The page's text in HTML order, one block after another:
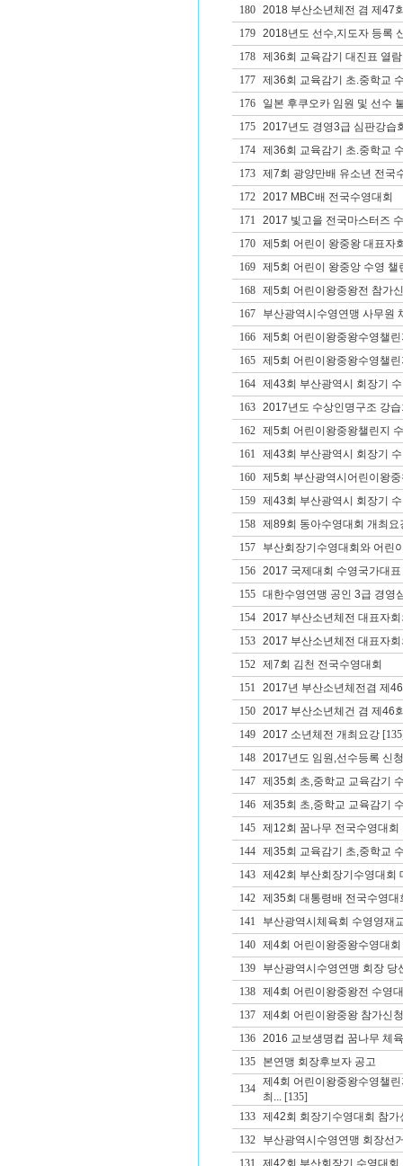
180
2018 부산소년체전 겸 제47
179
2018년도 선수,지도자 등록
178
제36회 교육감기 대진표 열람
177
제36회 교육감기 초.중학교
176
일본 후쿠오카 임원 및 선수
175
2017년도 경영3급 심판강습
174
제36회 교육감기 초.중학교
173
제7회 광양만배 유소년 전국
172
2017 MBC배 전국수영대회
171
2017 빛고을 전국마스터즈
170
제5회 어린이 왕중왕 대표자
169
제5회 어린이 왕중앙 수영 챌
168
제5회 어린이왕중왕전 참가
167
부산광역시수영연맹 사무원
166
제5회 어린이왕중왕수영챌
165
제5회 어린이왕중왕수영챌
164
제43회 부산광역시 회장기
163
2017년도 수상인명구조 강
162
제5회 어린이왕중왕챌린지
161
제43회 부산광역시 회장기
160
제5회 부산광역시어린이왕
159
제43회 부산광역시 회장기
158
제89회 동아수영대회 개최요
157
부산회장기수영대회와 어린
156
2017 국제대회 수영국가대
155
대한수영연맹 공인 3급 경영
154
2017 부산소년체전 대표자
153
2017 부산소년체전 대표자회
152
제7회 김천 전국수영대회
151
2017년 부산소년체전겸 제
150
2017 부산소년체건 겸 제46
149
2017 소년체전 개최요강
148
2017년도 임원,선수등록 신
147
제35회 초,중학교 교육감기
146
제35회 초,중학교 교육감기
145
제12회 꿈나무 전국수영대회
144
제35회 교육감기 초,중학교
143
제42회 부산회장기수영대회
142
제35회 대통령배 전국수영대
141
부산광역시체육회 수영영재
140
제4회 어린이왕중왕수영대
139
부산광역시수영연맹 회장 당
138
제4회 어린이왕중왕전 수영
137
제4회 어린이왕중왕 참가신
136
2016 교보생명컵 꿈나무 체
135
본연맹 회장후보자 공고
134
제4회 어린이왕중왕수영챌
최...[135]
133
제42회 회장기수영대회 참가
132
부산광역시수영연맹 회장선
131
제42회 부산회장기 수영대회